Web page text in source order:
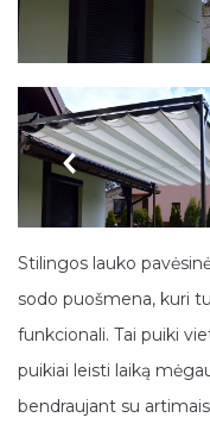
Stilingos lauko
sodo puošmena, kuri
funkcionali. Tai puiki
puikiai leisti laiką
bendraujant su